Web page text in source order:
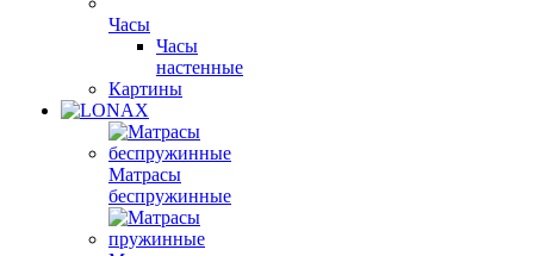
Часы
Часы
настенные
Картины
Матрасы
беспружинные